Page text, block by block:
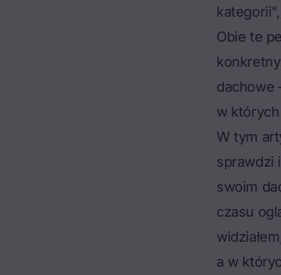
Obie te
dachowe
w
W tym
sprawdzi
swoim
czasu
a w